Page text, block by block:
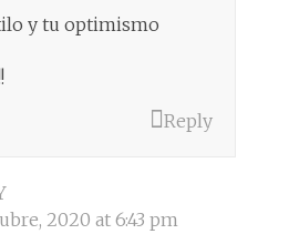
y tu optimismo
Reply
2020 at 6:43 pm